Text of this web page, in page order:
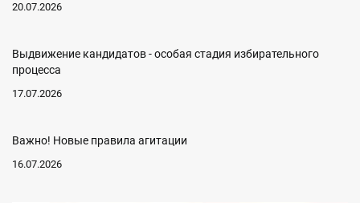
20.07.2026
Выдвижение кандидатов - особая стадия избирательного
процесса
17.07.2026
Важно! Новые правила агитации
16.07.2026